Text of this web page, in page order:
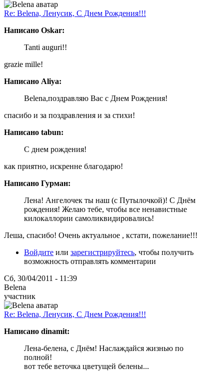
Re: Belena, Ленусик, С Днем Рождения!!!
Написано Oskar:
Tanti auguri!!
grazie mille!
Написано Aliya:
Belena,поздравляю Вас с Днем Рождения!
спасибо и за поздравления и за стихи!
Написано tabun:
С днем рождения!
как приятно, искренне благодарю!
Написано Гурман:
Лена! Ангелочек ты наш (с Путылочкой)! С Днём
рождения! Желаю тебе, чтобы все ненавистные
килокаллории самоликвидировались!
Леша, спасибо! Очень актуальное , кстати, пожелание!!!
Войдите или зарегистрируйтесь, чтобы получить
возможность отправлять комментарии
Сб, 30/04/2011 - 11:39
Belena
участник
Re: Belena, Ленусик, С Днем Рождения!!!
Написано dinamit:
Лена-белена, с Днём! Наслаждайся жизнью по
полной!
вот тебе веточка цветущей белены...